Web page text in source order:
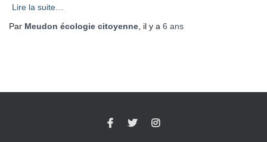
Lire la suite…
Par Meudon écologie citoyenne, il y a 6 ans